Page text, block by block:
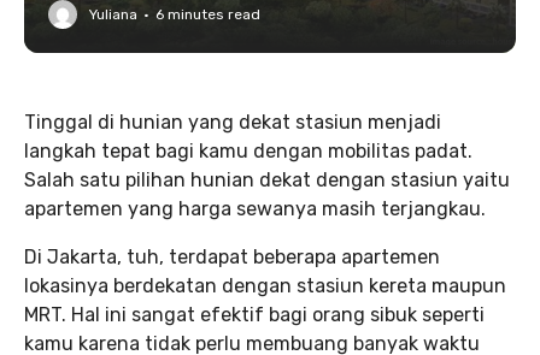
Yuliana · 6 minutes read
Tinggal di hunian yang dekat stasiun menjadi
langkah tepat bagi kamu dengan mobilitas padat.
Salah satu pilihan hunian dekat dengan stasiun yaitu
apartemen yang harga sewanya masih terjangkau.
Di Jakarta, tuh, terdapat beberapa apartemen
lokasinya berdekatan dengan stasiun kereta maupun
MRT. Hal ini sangat efektif bagi orang sibuk seperti
kamu karena tidak perlu membuang banyak waktu